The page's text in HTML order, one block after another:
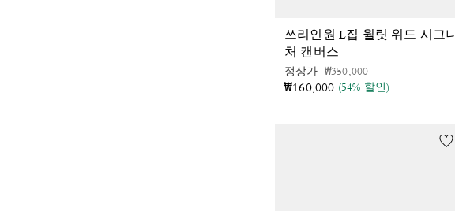
쓰리인원 L집 월릿 위드 시그니
처 캔버스
정상가 가격 인하 전
₩350,000인하됨
₩160,000 (54% 할인)